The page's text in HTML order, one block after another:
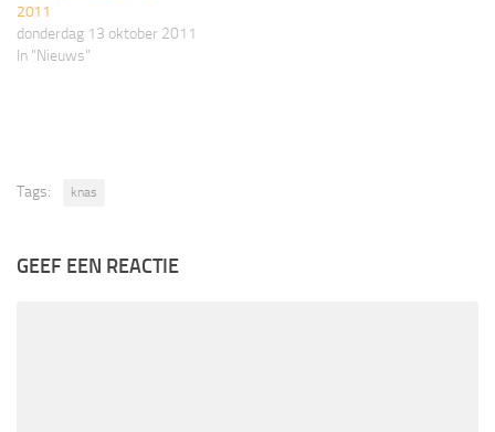
2011
donderdag 13 oktober 2011
In "Nieuws"
Tags: knas
GEEF EEN REACTIE